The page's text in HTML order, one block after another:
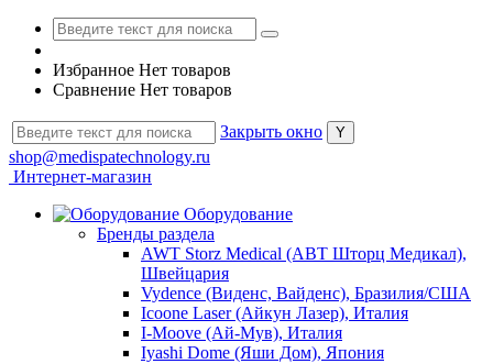
Избранное Нет товаров
Сравнение Нет товаров
Закрыть окно
shop@medispatechnology.ru
Интернет-магазин
Оборудование
Бренды раздела
AWT Storz Medical (АВТ Шторц Медикал),
Швейцария
Vydence (Виденс, Вайденс), Бразилия/США
Icoone Laser (Айкун Лазер), Италия
I-Moove (Ай-Мув), Италия
Iyashi Dome (Яши Дом), Япония